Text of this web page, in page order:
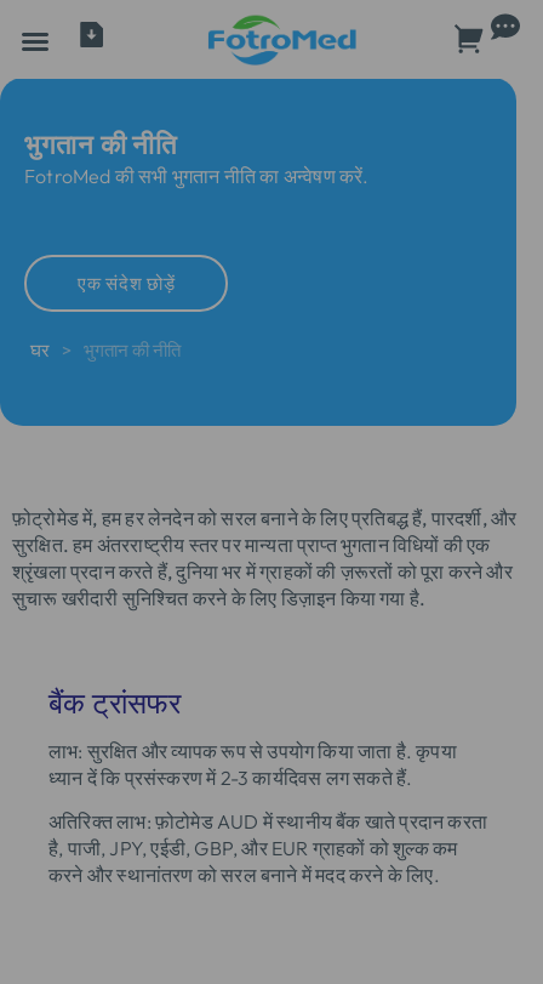
भुगतान की नीति
FotroMed की सभी भुगतान नीति का अन्वेषण करें.
एक संदेश छोड़ें
घर > भुगतान की नीति
फ़ोट्रोमेड में, हम हर लेनदेन को सरल बनाने के लिए प्रतिबद्ध हैं, पारदर्शी, और
सुरक्षित.हम अंतरराष्ट्रीय स्तर पर मान्यता प्राप्त भुगतान विधियों की एक
श्रृंखला प्रदान करते हैं, दुनिया भर में ग्राहकों की ज़रूरतों को पूरा करने और
सुचारू खरीदारी सुनिश्चित करने के लिए डिज़ाइन किया गया है.
बैंक ट्रांसफर
लाभ: सुरक्षित और व्यापक रूप से उपयोग किया जाता है. कृपया
ध्यान दें कि प्रसंस्करण में 2-3 कार्यदिवस लग सकते हैं.
अतिरिक्त लाभ: फ़ोटोमेड AUD में स्थानीय बैंक खाते प्रदान करता
है, पाजी, JPY, एईडी, GBP, और EUR ग्राहकों को शुल्क कम
करने और स्थानांतरण को सरल बनाने में मदद करने के लिए.